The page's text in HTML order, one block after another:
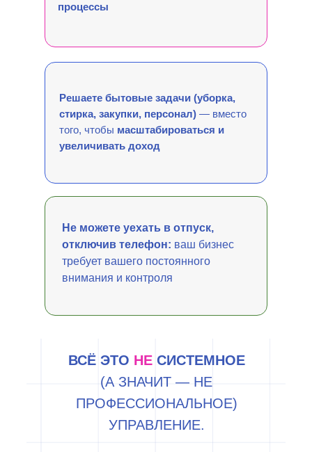
Решаете бытовые задачи (уборка,
стирка, закупки, персонал) — вместо
того, чтобы масштабироваться и
увеличивать доход
процессы
Не можете уехать в отпуск,
отключив телефон: ваш бизнес
требует вашего постоянного
внимания и контроля
ВСЁ ЭТО НЕСИСТЕМНОЕ
(А ЗНАЧИТ — НЕ
ПРОФЕССИОНАЛЬНОЕ)
УПРАВЛЕНИЕ.